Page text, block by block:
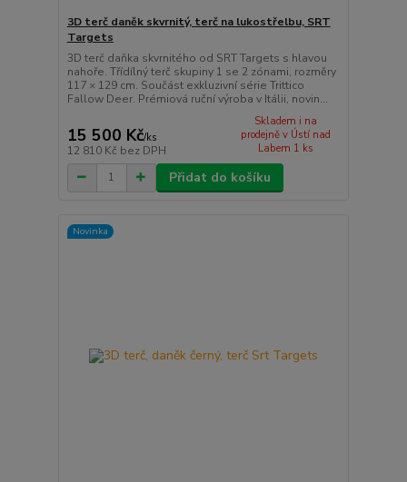
3D terč daněk skvrnitý, terč na lukostřelbu, SRT
Targets
3D terč daňka skvrnitého od SRT Targets s hlavou
nahoře. Třídílný terč skupiny 1 se 2 zónami, rozměry
117 × 129 cm. Součást exkluzivní série Trittico
Fallow Deer. Prémiová ruční výroba v Itálii, novin...
15 500 Kč/ks
12 810 Kč bez DPH
Skladem i na
prodejně v Ústí nad
Labem 1 ks
Přidat do košíku
Novinka